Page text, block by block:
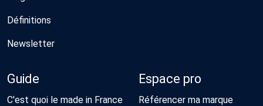
Définitions
Newsletter
Guide
C'est quoi le made in France
Espace pro
Référencer ma marque